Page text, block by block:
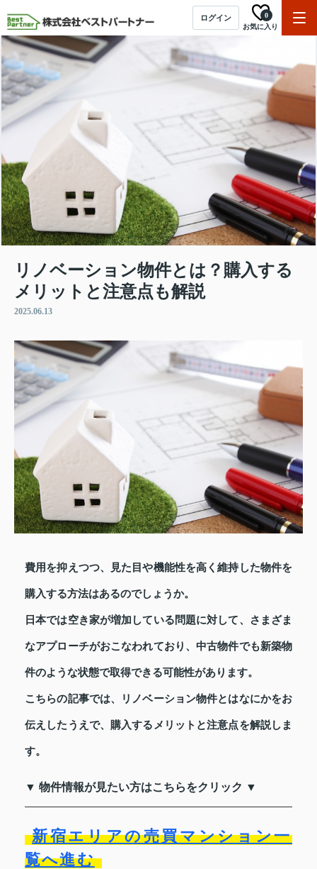
ログイン
お気に入り
0
リノベーション物件とは？購入する
メリットと注意点も解説
2025.06.13
費用を抑えつつ、見た目や機能性を高く維持した物件を
購入する方法はあるのでしょうか。
日本では空き家が増加している問題に対して、さまざま
なアプローチがおこなわれており、中古物件でも新築物
件のような状態で取得できる可能性があります。
こちらの記事では、リノベーション物件とはなにかをお
伝えしたうえで、購入するメリットと注意点を解説しま
す。
▼ 物件情報が見たい方はこちらをクリック ▼
新宿エリアの売買マンション一
覧へ進む